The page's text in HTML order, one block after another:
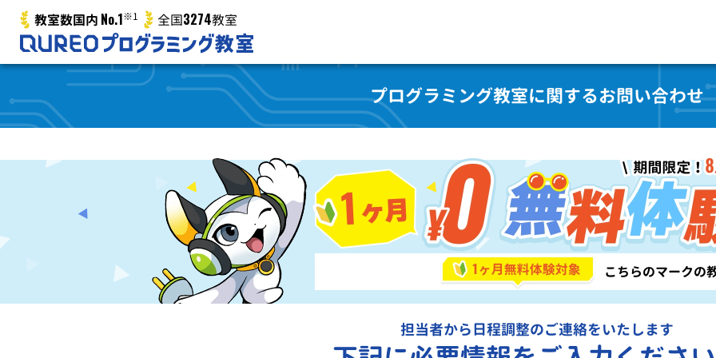
教室数国内 No.1※1 全国3274教室
プログラミング教室に関するお問い合わせ
担当者から日程調整のご連絡をいたします